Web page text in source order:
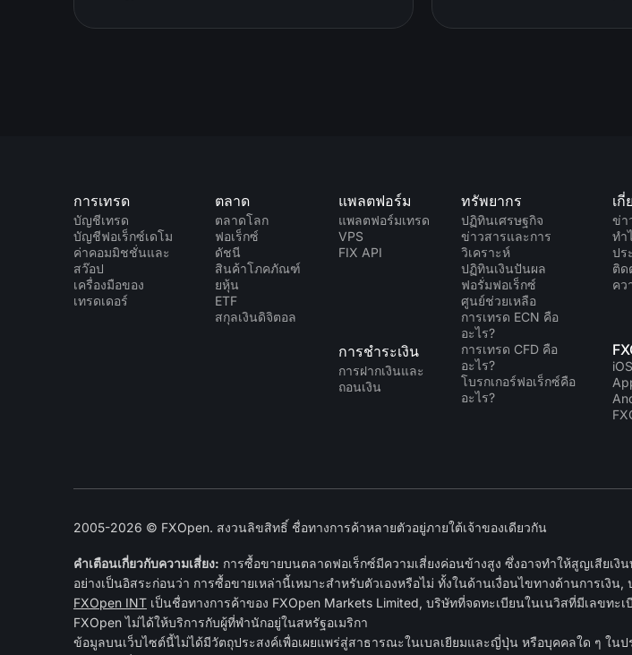
การเทรด
บัญชีเทรด
บัญชีฟอเร็กซ์เดโม
ค่าคอมมิชชั่นและ
สว๊อป
เครื่องมือของ
เทรดเดอร์
ตลาด
ตลาดโลก
ฟอเร็กซ์
ดัชนี
สินค้าโภคภัณฑ์
ยหุ้น
ETF
สกุลเงินดิจิตอล
แพลตฟอร์ม
แพลตฟอร์มเทรด
VPS
FIX API
การชำระเงิน
การฝากเงินและ
ถอนเงิน
ทรัพยากร
ปฏิทินเศรษฐกิจ
ข่าวสารและการ
วิเคราะห์
ปฏิทินเงินปันผล
ฟอรั่มฟอเร็กซ์
ศูนย์ช่วยเหลือ
การเทรด ECN คือ
อะไร?
การเทรด CFD คือ
อะไร?
โบรกเกอร์ฟอเร็กซ์คือ
อะไร?
เกี่
ข่า
ทำ
ปร
ติด
คว
2005-2026 © FXOpen. สงวนลิขสิทธิ์ ชื่อทางการค้าหลายตัวอยู่ภายใต้เจ้าของเดียวกัน
คำเตือนเกี่ยวกับความเสี่ยง: การซื้อขายบนตลาดฟอเร็กซ์มีความเสี่ยงค่อนข้างสูง ซึ่งอาจทำให้สูญเสียเ
อย่างเป็นอิสระก่อนว่า การซื้อขายเหล่านี้เหมาะสำหรับตัวเองหรือไม่ ทั้งในด้านเงื่อนไขทางด้านการเ
FXOpen INT เป็นชื่อทางการค้าของ FXOpen Markets Limited, บริษัทที่จดทะเบียนในเนวิสที่มีเลขทะ
FXOpen ไม่ได้ให้บริการกับผู้ที่พำนักอยู่ในสหรัฐอเมริกา
ข้อมูลบนเว็บไซต์นี้ไม่ได้มีวัตถุประสงค์เพื่อเผยแพร่สู่สาธารณะในเบลเยียมและญี่ปุ่น หรือบุคคลใด ๆ ใน